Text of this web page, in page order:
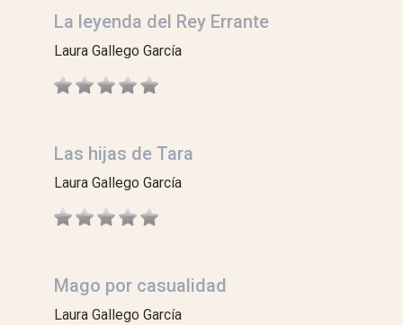
La leyenda del Rey Errante
Laura Gallego García
Las hijas de Tara
Laura Gallego García
Mago por casualidad
Laura Gallego García